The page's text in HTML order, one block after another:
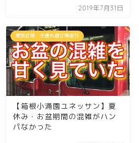
2019年7月31日
東京近郊・子連れ遊び場巡り
【箱根小涌園ユネッサン】夏
休み・お盆期間の混雑がハン
パなかった